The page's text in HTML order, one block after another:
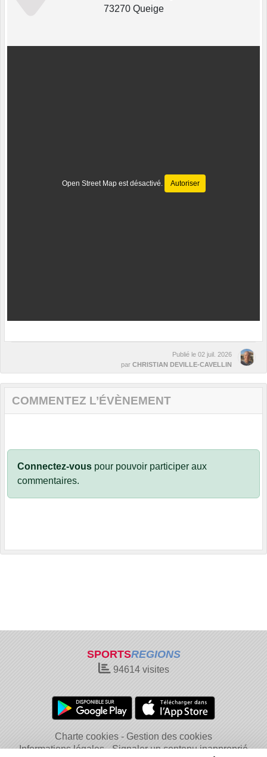
73270 Queige
Open Street Map est désactivé. Autoriser
Publié le 02 juil. 2026
par CHRISTIAN DEVILLE-CAVELLIN
COMMENTEZ L’ÉVÈNEMENT
Connectez-vous pour pouvoir participer aux
commentaires.
SPORTSREGIONS
94614visites
Charte cookies
Gestion des cookies
Informations légales
Signaler un contenu inapproprié